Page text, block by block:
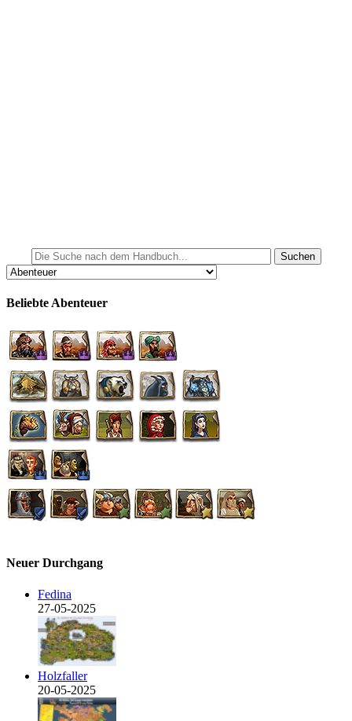
Beliebte Abenteuer
Neuer Durchgang
Fedina
27-05-2025
Holzfaller
20-05-2025